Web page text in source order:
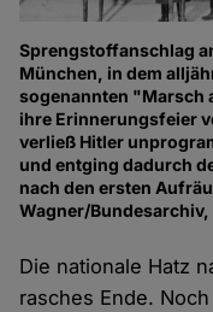
Sprengstoffanschlag
München, in dem
sogenannten "Marsch
ihre Erinnerungsfeier
verließ Hitler
und entging dadurch
nach den ersten
Wagner/
Die nationale Hatz
rasches Ende.